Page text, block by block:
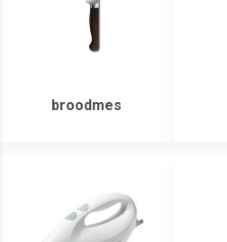
broodmes